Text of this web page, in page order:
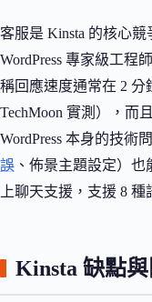
客服是 Kinsta 的核心
WordPress 專家級工程
稱回應速度通常在 2
TechMoon 實測），而
WordPress 本身的技術
誤 、佈景主題設定）
上聊天支援，支援 8 種
Kinsta 缺點與